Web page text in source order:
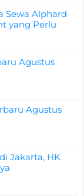
Sewa Alphard
yang Perlu
Agustus
Agustus
Jakarta, HK